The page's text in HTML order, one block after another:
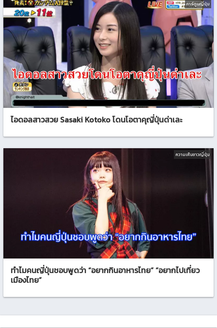
การ์ตูนญี่ปุ่น
ไอดอลสาวสวย Sasaki Kotoko โดนโอตาคุญี่ปุ่นด่าเละ
ความเห็นชาวญี่ปุ่น
ทำไมคนญี่ปุ่นชอบพูดว่า “อยากกินอาหารไทย” “อยากไปเที่ยว
เมืองไทย”